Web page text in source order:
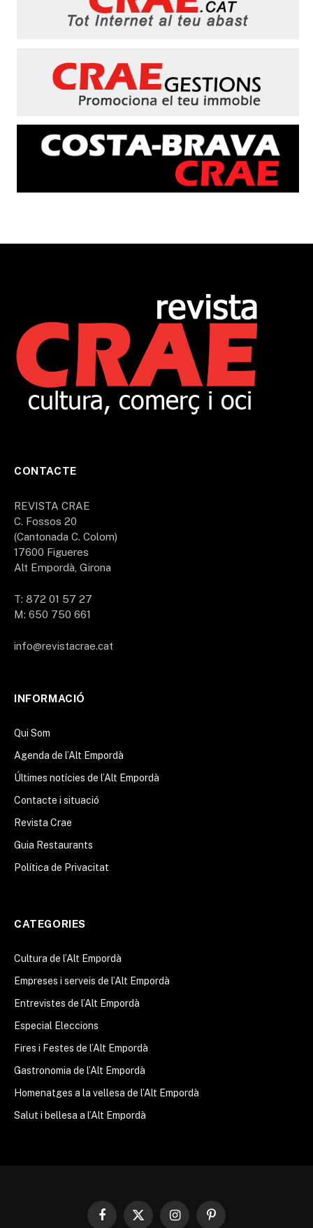
CONTACTE
REVISTA CRAE
C. Fossos 20
(Cantonada C. Colom)
17600 Figueres
Alt Empordà, Girona
T: 872 01 57 27
M: 650 750 661
info@revistacrae.cat
INFORMACIÓ
Qui Som
Agenda de l’Alt Empordà
Últimes notícies de l’Alt Empordà
Contacte i situació
Revista Crae
Guia Restaurants
Política de Privacitat
CATEGORIES
Cultura de l’Alt Empordà
Empreses i serveis de l’Alt Empordà
Entrevistes de l’Alt Empordà
Especial Eleccions
Fires i Festes de l’Alt Empordà
Gastronomia de l’Alt Empordà
Homenatges a la vellesa de l’Alt Empordà
Salut i bellesa a l’Alt Empordà
Facebook
X InstagramPinterest